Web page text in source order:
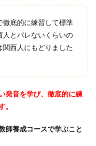
徹底的に練習して標準
人とバレないくらいの
西人にもどりました
発音を学び、徹底的に練
。
師養成コースで学ぶこと